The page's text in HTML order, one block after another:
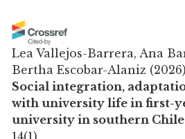
Lea Vallejos-Barrera, Ana
Bertha Escobar-Alaniz (2026)
Social integration,
with university life in first-
university in southern
14(1).